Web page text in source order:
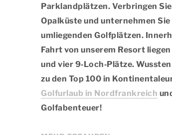
Parklandplätzen. Verbringen
Opalküste und unternehmen Sie
umliegenden Golfplätzen.
Fahrt von unserem Resort
und vier 9‑Loch‑Plätze.
zu den Top 100 in
Golfurlaub in Nordfrankreich
Golfabenteuer!